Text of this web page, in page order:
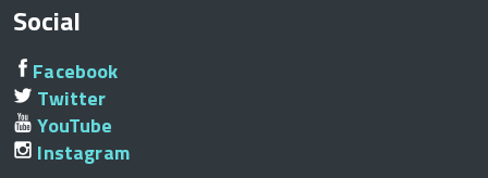
Social
Facebook
Twitter
YouTube
Instagram